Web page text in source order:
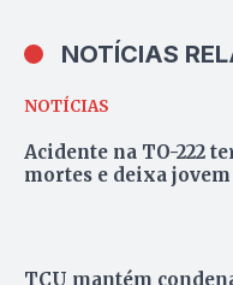
NOTÍCIAS
NOTÍCIAS
Acidente na TO-222
mortes e deixa
TCU mantém